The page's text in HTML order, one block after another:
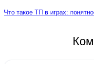
Что такое ТП в играх: